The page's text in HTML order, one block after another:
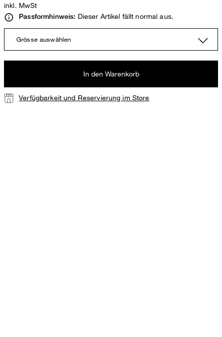
inkl. MwSt
Passformhinweis: Dieser Artikel fällt normal aus.
Grösse auswählen
In den Warenkorb
Verfügbarkeit und Reservierung im Store